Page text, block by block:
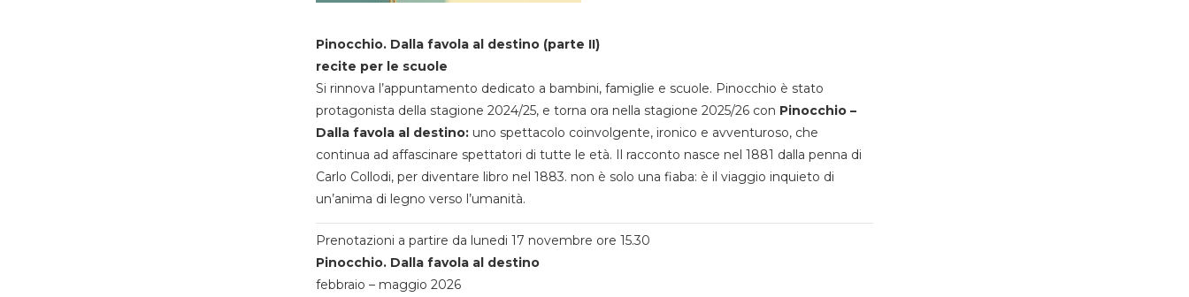
Pinocchio. Dalla favola al destino (parte II)
recite per le scuole
Si rinnova l’appuntamento dedicato a bambini, famiglie e scuole. Pinocchio è stato
protagonista della stagione 2024/25, e torna ora nella stagione 2025/26 con Pinocchio –
Dalla favola al destino:uno spettacolo coinvolgente, ironico e avventuroso, che
continua ad affascinare spettatori di tutte le età. Il racconto nasce nel 1881 dalla penna di
Carlo Collodi, per diventare libro nel 1883. non è solo una fiaba: è il viaggio inquieto di
un’anima di legno verso l’umanità.
Prenotazioni a partire da lunedi 17 novembre ore 15.30
Pinocchio. Dalla favola al destino
febbraio – maggio 2026